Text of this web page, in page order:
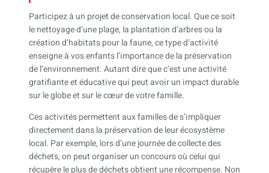
Participez à un projet de conservation local. Que ce soit
le nettoyage d’une plage, la plantation d’arbres ou la
création d’habitats pour la faune, ce type d’activité
enseigne à vos enfants l’importance de la préservation
de l’environnement. Autant dire que c’est une activité
gratifiante et éducative qui peut avoir un impact durable
sur le globe et sur le cœur de votre famille.
Ces activités permettent aux familles de s’impliquer
directement dans la préservation de leur écosystème
local. Par exemple, lors d’une journée de collecte des
déchets, on peut organiser un concours où celui qui
récupère le plus de déchets obtient une récompense. Non